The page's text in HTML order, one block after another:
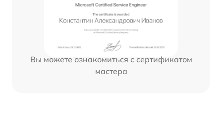
Вы можете ознакомиться с сертификатом
мастера